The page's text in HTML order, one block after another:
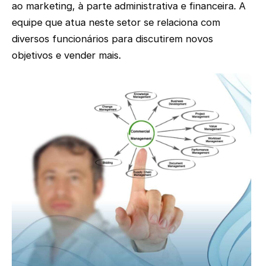
ao marketing, à parte administrativa e financeira. A
equipe que atua neste setor se relaciona com
diversos funcionários para discutirem novos
objetivos e vender mais.